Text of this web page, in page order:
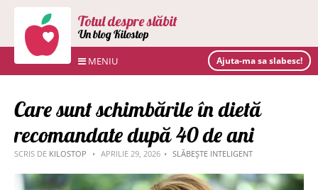
Totul despre slăbit
Un blog Kilostop
MENIU Ajuta-ma sa slabesc!
Care sunt schimbările în dietă
recomandate după 40 de ani
SCRIS DE KILOSTOP APRILIE 29, 2026 SLĂBEȘTE INTELIGENT